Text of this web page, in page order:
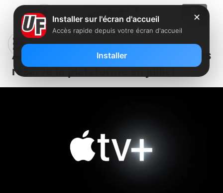
Apple TV+ : découvrez ce que vous
réserve la plateforme en juillet
✕
Installer sur l'écran d'accueil
Accès rapide depuis votre écran d'accueil
Installer